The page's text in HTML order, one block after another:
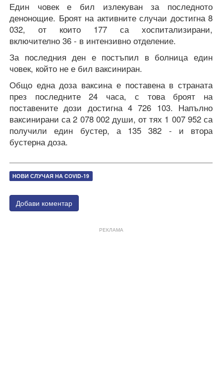
Един човек е бил излекуван за последното
денонощие. Броят на активните случаи достигна 8
032, от които 177 са хоспитализирани,
включително 36 - в интензивно отделение.
За последния ден е постъпил в болница един
човек, който не е бил ваксиниран.
Общо една доза ваксина е поставена в страната
през последните 24 часа, с това броят на
поставените дози достигна 4 726 103. Напълно
ваксинирани са 2 078 002 души, от тях 1 007 952 са
получили един бустер, а 135 382 - и втора
бустерна доза.
НОВИ СЛУЧАЯ НА COVID-19
Добави коментар
РЕКЛАМА